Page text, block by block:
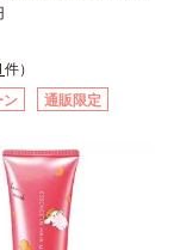
予防*4 皮脂吸着によ
の最高峰(*2)BBクリ
のアラを光でふわりと
みや凹凸も軽やかにカ
厚みのあるテクスチャ
び広がり、しっかりカ
よる黄ぐすみや血色の
た色設計で、白浮きせ
い印象を叶えます。こ
中美容クリーム・日焼
件）
ン
通販限定